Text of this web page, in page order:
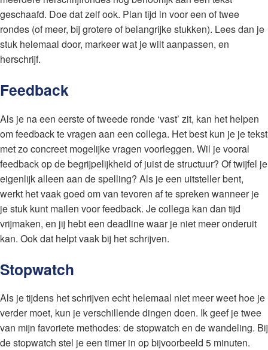
geschaafd. Doe dat zelf ook. Plan tijd in voor een of twee
rondes (of meer, bij grotere of belangrijke stukken). Lees dan je
stuk helemaal door, markeer wat je wilt aanpassen, en
herschrijf.
Feedback
Als je na een eerste of tweede ronde ‘vast’ zit, kan het helpen
om feedback te vragen aan een collega. Het best kun je je tekst
met zo concreet mogelijke vragen voorleggen. Wil je vooral
feedback op de begrijpelijkheid of juist de structuur? Of twijfel je
eigenlijk alleen aan de spelling? Als je een uitsteller bent,
werkt het vaak goed om van tevoren af te spreken wanneer je
je stuk kunt mailen voor feedback. Je collega kan dan tijd
vrijmaken, en jij hebt een deadline waar je niet meer onderuit
kan. Ook dat helpt vaak bij het schrijven.
Stopwatch
Als je tijdens het schrijven echt helemaal niet meer weet hoe je
verder moet, kun je verschillende dingen doen. Ik geef je twee
van mijn favoriete methodes: de stopwatch en de wandeling. Bij
de stopwatch stel je een timer in op bijvoorbeeld 5 minuten.